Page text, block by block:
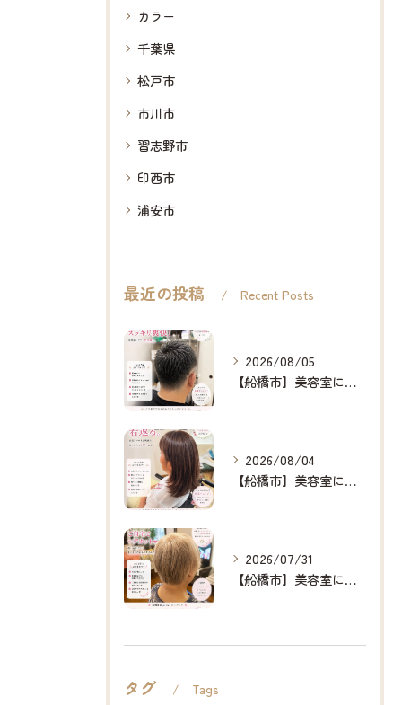
カラー
千葉県
松戸市
市川市
習志野市
印西市
浦安市
最近の投稿 Recent Posts
2026/08/05
【船橋市】美容室に行けない…をなくしたい✂️✨
2026/08/04
【船橋市】美容室に行けない…をなくしたい✂️✨
2026/07/31
【船橋市】美容室に行けない…をなくしたい✂️✨
タグ Tags